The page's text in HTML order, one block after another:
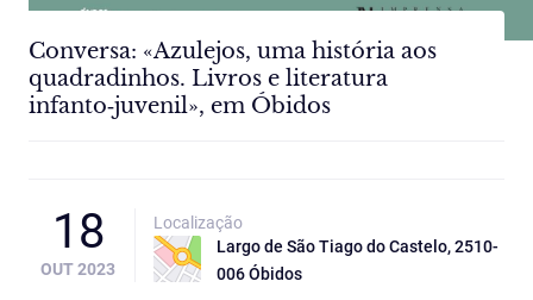
Conversa: «Azulejos, uma história aos
quadradinhos. Livros e literatura
infanto‑juvenil», em Óbidos
18
OUT 2023
Localização
Largo de São Tiago do Castelo, 2510-
006 Óbidos